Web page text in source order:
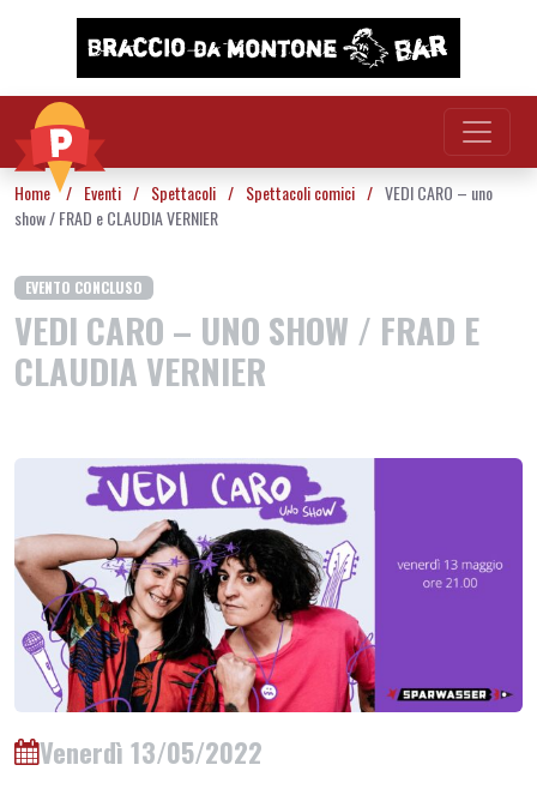
Vai al contenuto
Home / Eventi / Spettacoli / Spettacoli comici / VEDI CARO – uno
show / FRAD e CLAUDIA VERNIER
EVENTO CONCLUSO
VEDI CARO – UNO SHOW / FRAD E
CLAUDIA VERNIER
Venerdì 13/05/2022